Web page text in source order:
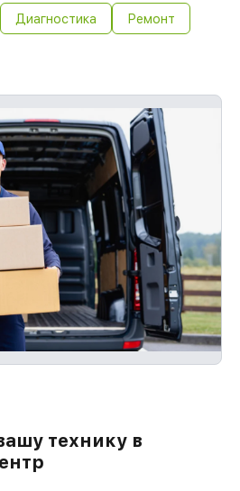
Диагностика Ремонт
технику в